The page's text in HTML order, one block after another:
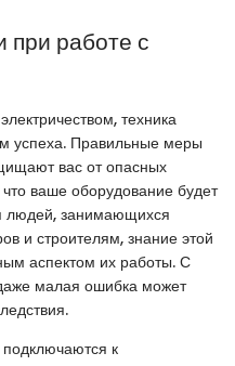
при работе с
техника
успеха. Правильные меры
вас от опасных
ваше оборудование будет
людей, занимающихся
и строителям, знание этой
аспектом их работы. С
малая ошибка может
к